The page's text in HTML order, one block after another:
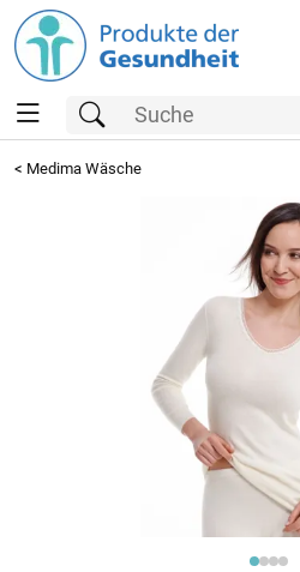
< Medima Wäsche